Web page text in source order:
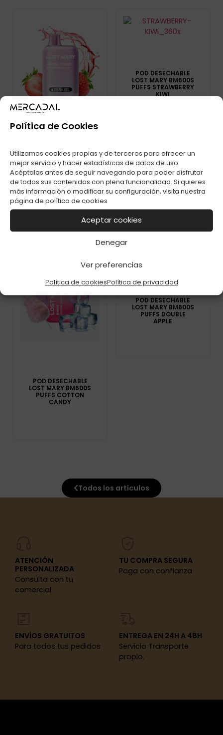
Política de Cookies
Utilizamos cookies propias y de terceros para ofrecer un
mejor servicio y hacer estadísticas de datos de uso.
Acéptalas antes de seguir navegando para poder disfrutar
de todos sus contenidos con plena funcionalidad. Si quieres
más información o modificar su configuración, visita nuestra
página de política de cookies
Aceptar cookies
Denegar
Ver preferencias
Política de cookiesPolítica de privacidad
LOST MARY BM1000
TURBO
STRAWBERRY ICE
20MG C-1
POD DESECHABLE
LOST MARY BM600S
PUFFS STRAWBERRY
KIWI
POD DESECHABLE
LOST MARY BM600S
PUFFS COTTON
CANDY
POD DESECHABLE
LOST MARY BM600S
PUFFS DOUBLE
APPLE
Todos los artículos
ATENCIÓN
PERSONALIZADA
Consulta con tu
comercial
TU COMPRA SEGURA
Paga con confianza
ENVÍOS GRATUITOS
Para todos tus pedidos
ENTREGA EN 24H A 48H
Servicio Transporte
propio.